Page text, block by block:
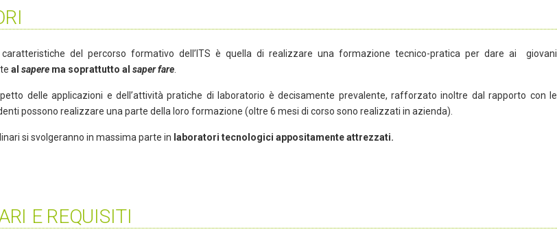
caratteristiche del percorso formativo dell’ITS è quella di realizzare una formazione tecnico-pratica per dare ai giovani
alsapere ma soprattutto alsaper fare
delle applicazioni e dell’attività pratiche di laboratorio è decisamente prevalente, rafforzato inoltre dal rapporto con le
possono realizzare una parte della loro formazione (oltre 6 mesi di corso sono realizzati in azienda).
si svolgeranno in massima parte in laboratori tecnologici appositamente attrezzati.
E REQUISITI